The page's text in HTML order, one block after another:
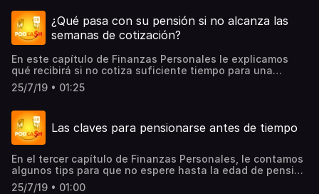
¿Qué pasa con su pensión si no alcanza las
semanas de cotización?
En este capítulo de Finanzas Personales le explicamos
qué recibirá si no cotiza suficiente tiempo para una
pensión.
25/7/19 • 01:25
Las claves para pensionarse antes de tiempo
En el tercer capítulo de Finanzas Personales, le contamos
algunos tips para que no espere hasta la edad de pensión
para retirarse.
25/7/19 • 01:00